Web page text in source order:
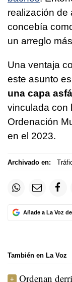
realización de
concebía
un arreglo
Una ventaja
este asunto
una capa
vinculada con
Ordenación
en el 2023.
Archivado en:
Añade a La Voz
También en La Voz
Ordenan